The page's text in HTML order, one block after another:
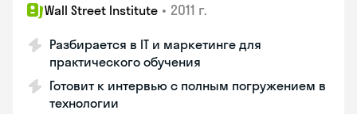
Wall Street Institute • 2011 г.
Разбирается в IT и маркетинге для
практического обучения
Готовит к интервью с полным погружением в
технологии